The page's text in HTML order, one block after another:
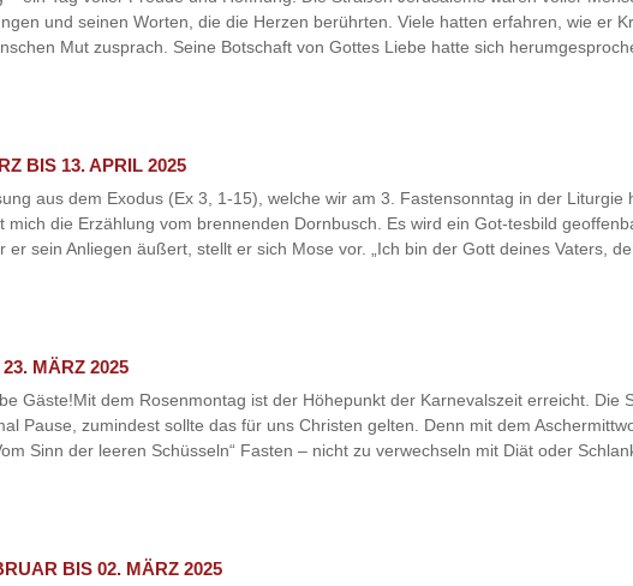
und seinen Worten, die die Herzen berührten. Viele hatten erfahren, wie er
Mut zusprach. Seine Botschaft von Gottes Liebe hatte sich
BIS 13. APRIL 2025
aus dem Exodus (Ex 3, 1-15), welche wir am 3. Fastensonntag in der
mich die Erzählung vom brennenden Dornbusch. Es wird ein Got-tesbild
sein Anliegen äußert, stellt er sich Mose vor. „Ich bin der Gott deines Vaters,
MÄRZ 2025
Gäste!Mit dem Rosenmontag ist der Höhepunkt der Karnevalszeit erreicht. Die
Pause, zumindest sollte das für uns Christen gelten. Denn mit dem
Sinn der leeren Schüsseln“ Fasten – nicht zu verwechseln mit Diät oder
BIS 02. MÄRZ 2025